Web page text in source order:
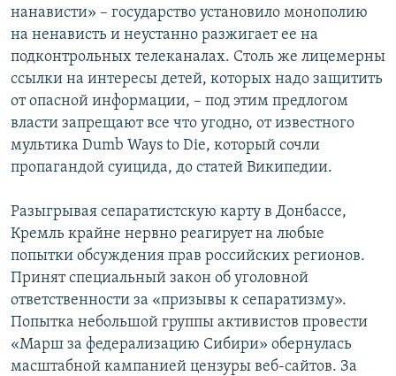
нанависти» – государство установило монополию
на ненависть и неустанно разжигает ее на
подконтрольных телеканалах. Столь же лицемерны
ссылки на интересы детей, которых надо защитить
от опасной информации, – под этим предлогом
власти запрещают все что угодно, от известного
мультика Dumb Ways to Die, который сочли
пропагандой суицида, до статей Википедии.
Разыгрывая сепаратистскую карту в Донбассе,
Кремль крайне нервно реагирует на любые
попытки обсуждения прав российских регионов.
Принят специальный закон об уголовной
ответственности за «призывы к сепаратизму».
Попытка небольшой группы активистов провести
«Марш за федерализацию Сибири» обернулась
масштабной кампанией цензуры веб-сайтов. За